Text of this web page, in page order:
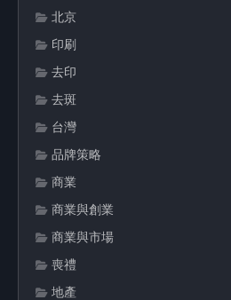
北京
印刷
去印
去斑
台灣
品牌策略
商業
商業與創業
商業與市場
喪禮
地產